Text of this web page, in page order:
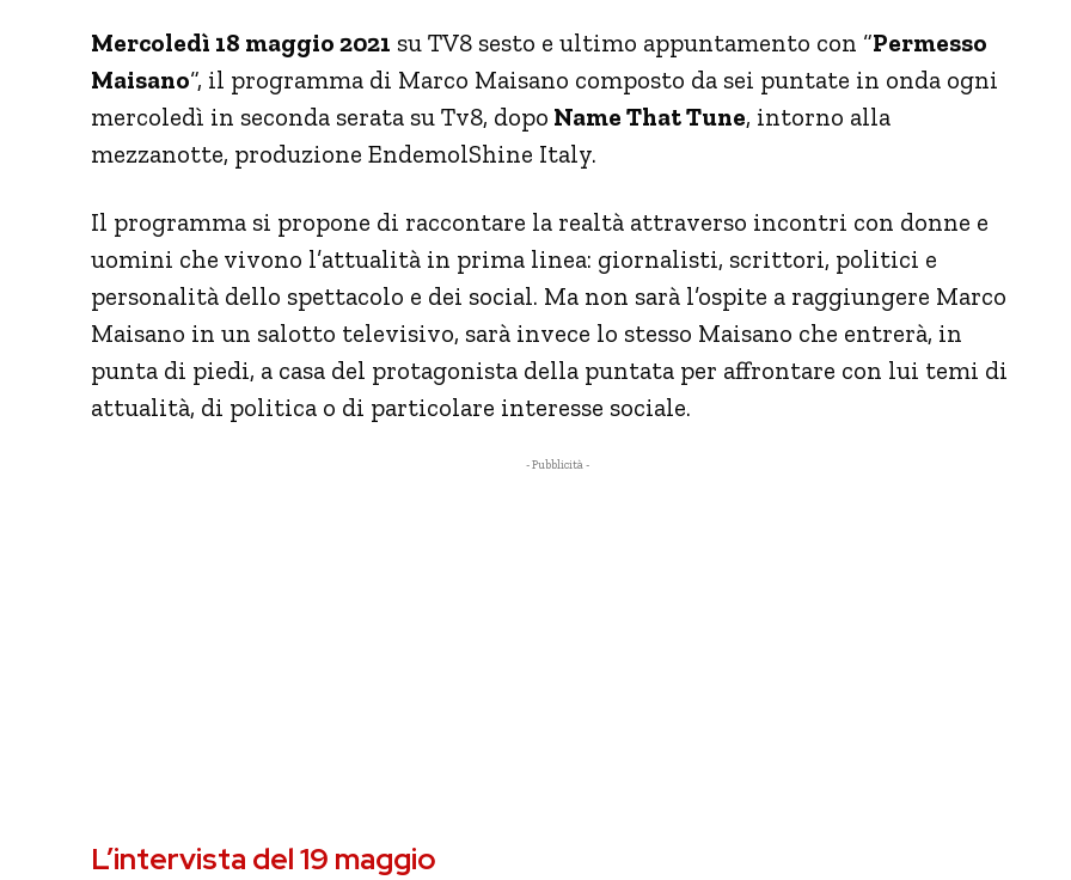
Mercoledì 18 maggio 2021 su TV8 sesto e ultimo appuntamento con “Permesso
Maisano“, il programma di Marco Maisano composto da sei puntate in onda ogni
mercoledì in seconda serata su Tv8, dopo Name That Tune, intorno alla
mezzanotte, produzione EndemolShine Italy.
Il programma si propone di raccontare la realtà attraverso incontri con donne e
uomini che vivono l’attualità in prima linea: giornalisti, scrittori, politici e
personalità dello spettacolo e dei social. Ma non sarà l’ospite a raggiungere Marco
Maisano in un salotto televisivo, sarà invece lo stesso Maisano che entrerà, in
punta di piedi, a casa del protagonista della puntata per affrontare con lui temi di
attualità, di politica o di particolare interesse sociale.
- Pubblicità -
L’intervista del 19 maggio